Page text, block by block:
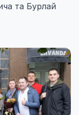
та Бурлай